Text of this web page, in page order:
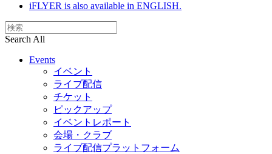
iFLYER is also available in ENGLISH.
Search All
Events
イベント
ライブ配信
チケット
ピックアップ
イベントレポート
会場・クラブ
ライブ配信プラットフォーム